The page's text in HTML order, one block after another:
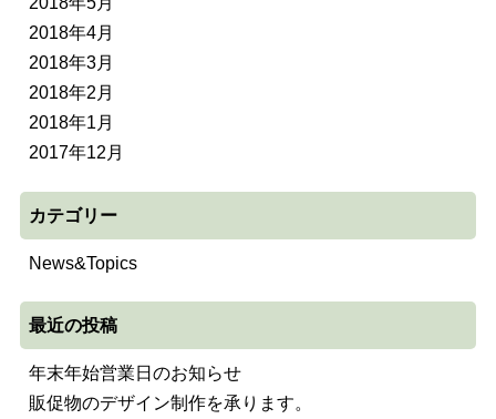
2018年4月
2018年3月
2018年2月
2018年1月
2017年12月
カテゴリー
News&Topics
最近の投稿
年末年始営業日のお知らせ
販促物のデザイン制作を承ります。